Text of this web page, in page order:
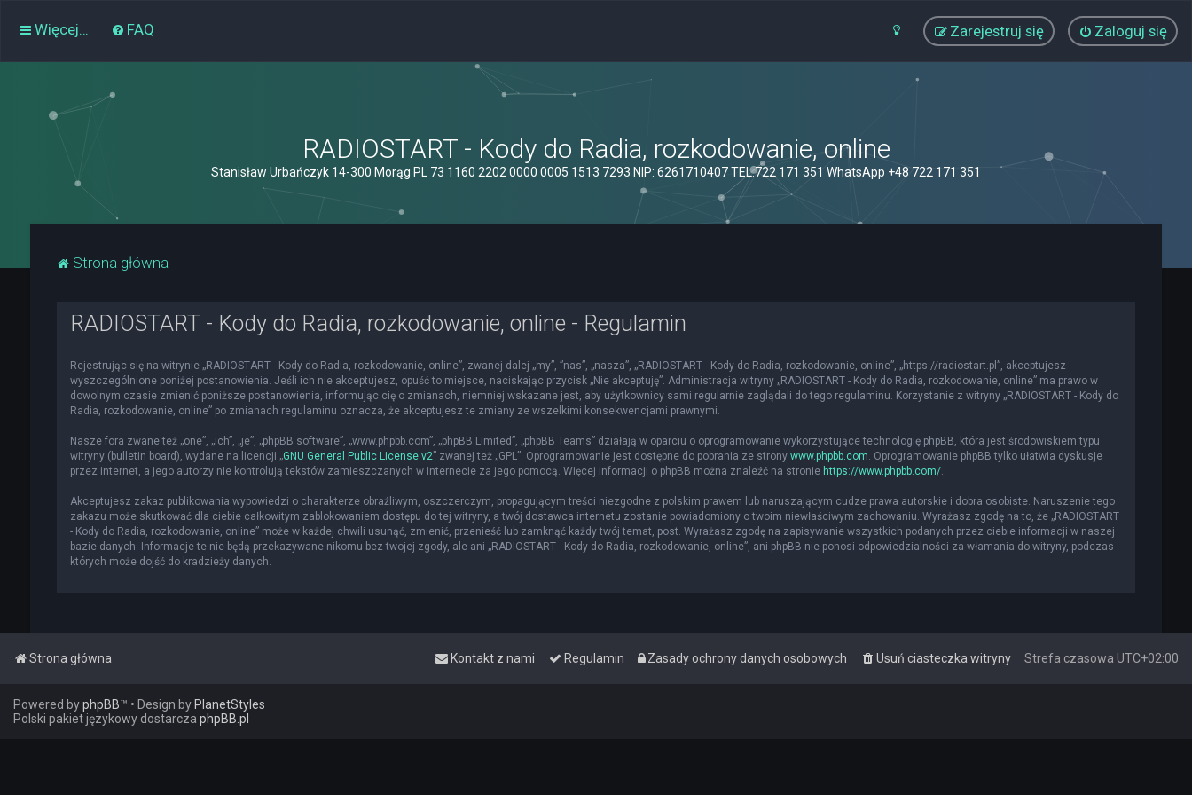
Więcej… FAQ Zaloguj się
Zarejestruj się
RADIOSTART - Kody do Radia, rozkodowanie, online
Stanisław Urbańczyk 14-300 Morąg PL 73 1160 2202 0000 0005 1513 7293 NIP: 6261710407 TEL.722 171 351 WhatsApp +48 722 171 351
Strona główna
RADIOSTART - Kody do Radia, rozkodowanie, online - Regulamin
Rejestrując się na witrynie „RADIOSTART - Kody do Radia, rozkodowanie, online”, zwanej dalej „my”, ”nas”, „nasza”, „RADIOSTART - Kody do Radia, rozkodowanie, online”, „https://radiostart.pl”, akceptujesz
wyszczególnione poniżej postanowienia. Jeśli ich nie akceptujesz, opuść to miejsce, naciskając przycisk „Nie akceptuję”. Administracja witryny „RADIOSTART - Kody do Radia, rozkodowanie, online” ma prawo w
dowolnym czasie zmienić poniższe postanowienia, informując cię o zmianach, niemniej wskazane jest, aby użytkownicy sami regularnie zaglądali do tego regulaminu. Korzystanie z witryny „RADIOSTART - Kody do
Radia, rozkodowanie, online” po zmianach regulaminu oznacza, że akceptujesz te zmiany ze wszelkimi konsekwencjami prawnymi.
Nasze fora zwane też „one”, „ich”, „je”, „phpBB software”, „www.phpbb.com”, „phpBB Limited”, „phpBB Teams” działają w oparciu o oprogramowanie wykorzystujące technologię phpBB, która jest środowiskiem typu
witryny (bulletin board), wydane na licencji „GNU General Public License v2” zwanej też „GPL”. Oprogramowanie jest dostępne do pobrania ze strony www.phpbb.com. Oprogramowanie phpBB tylko ułatwia dyskusje
przez internet, a jego autorzy nie kontrolują tekstów zamieszczanych w internecie za jego pomocą. Więcej informacji o phpBB można znaleźć na stronie https://www.phpbb.com/.
Akceptujesz zakaz publikowania wypowiedzi o charakterze obraźliwym, oszczerczym, propagującym treści niezgodne z polskim prawem lub naruszającym cudze prawa autorskie i dobra osobiste. Naruszenie tego
zakazu może skutkować dla ciebie całkowitym zablokowaniem dostępu do tej witryny, a twój dostawca internetu zostanie powiadomiony o twoim niewłaściwym zachowaniu. Wyrażasz zgodę na to, że „RADIOSTART
- Kody do Radia, rozkodowanie, online” może w każdej chwili usunąć, zmienić, przenieść lub zamknąć każdy twój temat, post. Wyrażasz zgodę na zapisywanie wszystkich podanych przez ciebie informacji w naszej
bazie danych. Informacje te nie będą przekazywane nikomu bez twojej zgody, ale ani „RADIOSTART - Kody do Radia, rozkodowanie, online”, ani phpBB nie ponosi odpowiedzialności za włamania do witryny, podczas
których może dojść do kradzieży danych.
Strona główna Strefa czasowa UTC+02:00
Usuń ciasteczka witryny
Zasady ochrony danych osobowych
Regulamin
Kontakt z nami
Powered byphpBB™ • Design by PlanetStyles
Polski pakiet językowy dostarcza phpBB.pl